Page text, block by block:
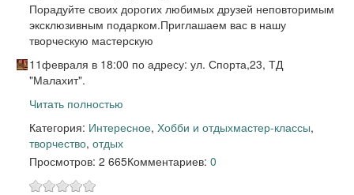
Порадуйте своих дорогих любимых друзей неповторимым
эксклюзивным подарком.Приглашаем вас в нашу
творческую мастерскую
11февраля в 18:00 по адресу: ул. Спорта,23, ТД
"Малахит".
Читать полностью
Категория: Интересное, Хобби и отдыхмастер-классы,
творчество, отдых
Просмотров: 2 665Комментариев: 0